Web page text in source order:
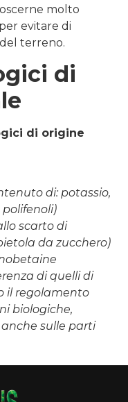
molto
evitare di
terreno.
di
di origine
di: potassio,
scarto di
da zucchero)
di quelli di
il regolamento
biologiche,
sulle parti